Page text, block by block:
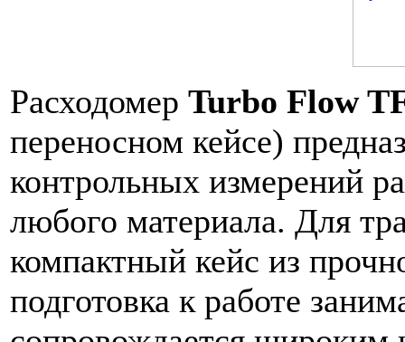
Расходомер Turbo Flow
переносном кейсе)
контрольных измерений
любого материала. Для
компактный кейс из
подготовка к работе